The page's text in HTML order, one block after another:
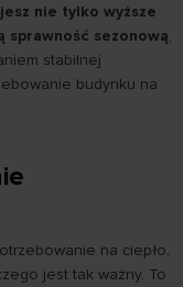
nie tylko wyższe
sprawność sezonową,
stabilnej
budynku na
na ciepło,
jest tak ważny. To